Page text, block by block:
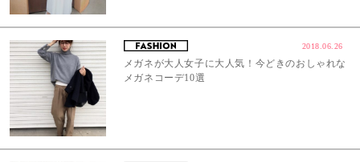
2018.06.26
メガネが大人女子に大人気！今どきのおしゃれな
メガネコーデ10選